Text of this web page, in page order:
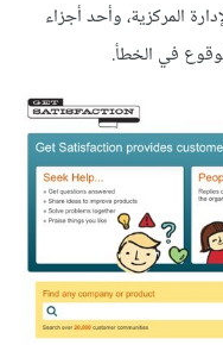
المركزية، وأحد أجزاء
في الخطأ.